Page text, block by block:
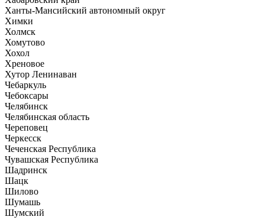
Ханты-Мансийский автономный округ
Химки
Холмск
Хомутово
Хохол
Хреновое
Хутор Ленинаван
Чебаркуль
Чебоксары
Челябинск
Челябинская область
Череповец
Черкесск
Чеченская Республика
Чувашская Республика
Шадринск
Шацк
Шилово
Шумашь
Шумский